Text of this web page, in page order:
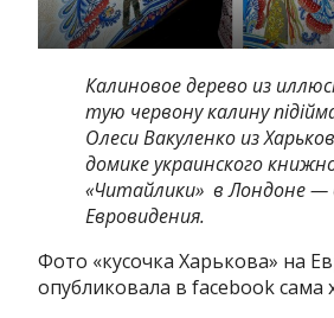
Калиновое дерево из
тую червону калину
Олеси Вакуленко из
домике украинского
«Читайлики» в Лондоне —
Евровидения.
Фото «кусочка Харькова» на
опубликовала в facebook сама